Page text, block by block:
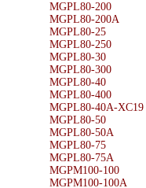
MGPL80-200
MGPL80-200A
MGPL80-25
MGPL80-250
MGPL80-30
MGPL80-300
MGPL80-40
MGPL80-400
MGPL80-40A-XC19
MGPL80-50
MGPL80-50A
MGPL80-75
MGPL80-75A
MGPM100-100
MGPM100-100A